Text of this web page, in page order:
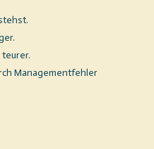
Managementfehler